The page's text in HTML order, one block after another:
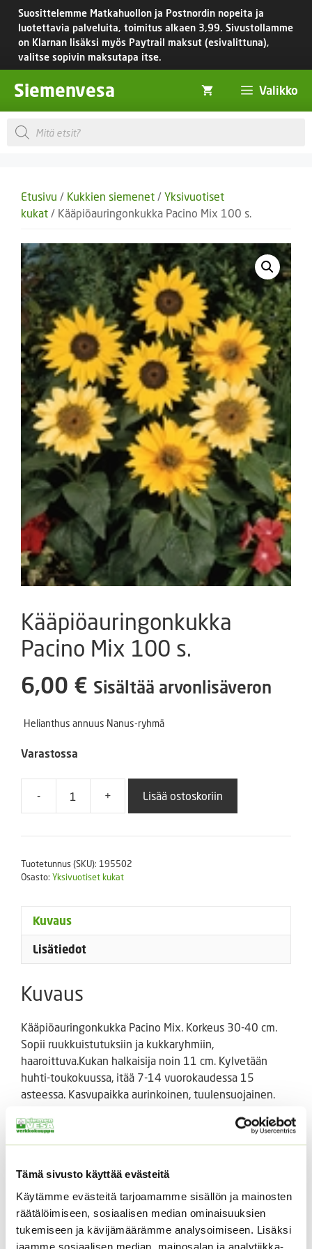
Tämä sivusto käyttää evästeitä
Käytämme evästeitä tarjoamamme sisällön ja mainosten
räätälöimiseen, sosiaalisen median ominaisuuksien
tukemiseen ja kävijämäärämme analysoimiseen. Lisäksi
jaamme sosiaalisen median, mainosalan ja analytiikka-
Siirry
sisältöön
Suosittelemme Matkahuollon ja Postnordin nopeita ja
luotettavia palveluita, toimitus alkaen 3,99. Sivustollamme
on Klarnan lisäksi myös Paytrail maksut (esivalittuna),
valitse sopivin maksutapa itse.
Siemenvesa Valikko
Products
search
Etusivu / Kukkien siemenet / Yksivuotiset
kukat / Kääpiöauringonkukka Pacino Mix 100 s.
Kääpiöauringonkukka
Pacino Mix 100 s.
6,00 € Sisältää arvonlisäveron
Helianthus annuus Nanus-ryhmä
Varastossa
-
Kääpiöauringonkukka
Mix
s.
+ Lisää ostoskoriin
Tuotetunnus (SKU): 195502
Osasto: Yksivuotiset kukat
Kuvaus
Lisätiedot
Kuvaus
Kääpiöauringonkukka Pacino Mix. Korkeus 30-40 cm.
Sopii ruukkuistutuksiin ja kukkaryhmiin,
haaroittuva.Kukan halkaisija noin 11 cm. Kylvetään
huhti-toukokuussa, itää 7-14 vuorokaudessa 15
asteessa. Kasvupaikka aurinkoinen, tuulensuojainen.